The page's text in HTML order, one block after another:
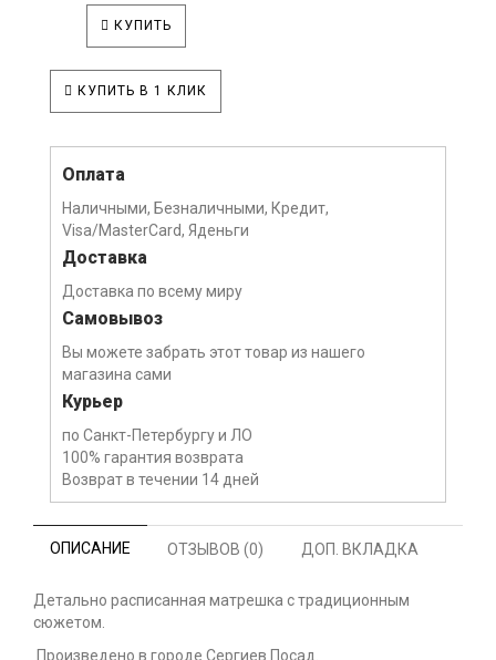
КУПИТЬ
КУПИТЬ В 1 КЛИК
Оплата
Наличными, Безналичными, Кредит,
Visa/MasterCard, Яденьги
Доставка
Доставка по всему миру
Самовывоз
Вы можете забрать этот товар из нашего
магазина сами
Курьер
по Санкт-Петербургу и ЛО
100% гарантия возврата
Возврат в течении 14 дней
ОПИСАНИЕ ОТЗЫВОВ (0) ДОП. ВКЛАДКА
Детально расписанная матрешка с традиционным
сюжетом.
Произведено в городе Сергиев Посад.